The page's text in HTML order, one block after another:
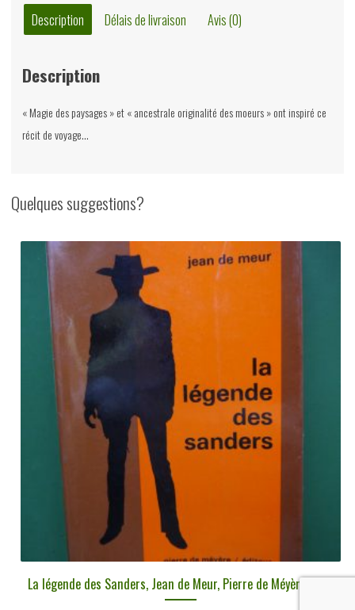
Vromant,
1974
Description Délais de livraison Avis (0)
Description
« Magie des paysages » et « ancestrale originalité des moeurs » ont inspiré ce
récit de voyage…
Quelques suggestions?
La légende des Sanders, Jean de Meur, Pierre de Méyère, 1977